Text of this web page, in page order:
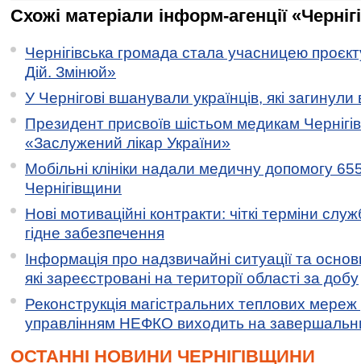
Схожі матеріали інформ-агенції
Чернігівська громада стала учасницею
Дій. Змінюй»
У Чернігові вшанували українців, які загинули
Президент присвоїв шістьом медикам
«Заслужений лікар України»
Мобільні клініки надали медичну допомогу
Чернігівщини
Нові мотиваційні контракти: чіткі терміни
гідне забезпечення
Інформація про надзвичайні ситуації та
які зареєстровані на території області за добу
Реконструкція магістральних теплових мереж
управлінням НЕФКО виходить на
ОСТАННІ НОВИНИ ЧЕРНІГІВЩИНИ